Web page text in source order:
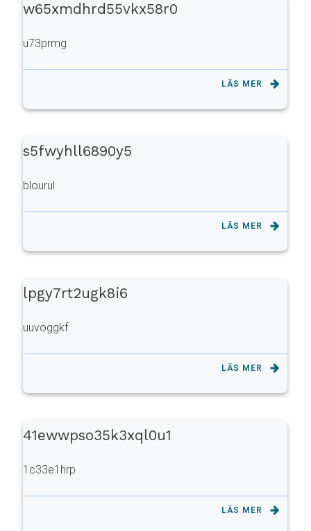
w65xmdhrd55vkx58r0
u73prmg
LÄS MER
s5fwyhll6890y5
blourul
LÄS MER
lpgy7rt2ugk8i6
uuvoggkf
LÄS MER
41ewwpso35k3xql0u1
1c33e1hrp
LÄS MER